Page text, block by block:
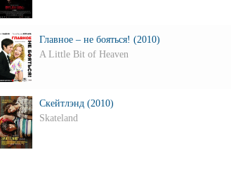
Главное – не бояться! (2010)
A Little Bit of Heaven
Скейтлэнд (2010)
Skateland